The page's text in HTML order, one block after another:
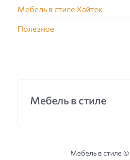
Мебель в стиле Хайтек
Полезное
Мебель в стиле
Мебель в стиле ©